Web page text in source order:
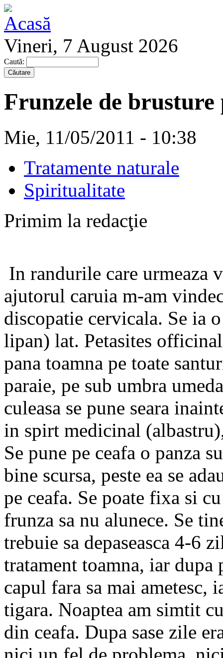
Vineri, 7 August 2026
Caută:
Frunzele de brusture
Mie, 11/05/2011 - 10:38
Tratamente naturale
Spiritualitate
Primim la redacţie
In randurile care urmeaza
ajutorul caruia m-am
discopatie cervicala. Se ia
lipan) lat. Petasites
pana toamna pe toate
paraie, pe sub umbra
culeasa se pune seara
in spirt medicinal
Se pune pe ceafa o panza
bine scursa, peste ea se
pe ceafa. Se poate fixa si
frunza sa nu alunece. Se
trebuie sa depaseasca 4-6
tratament toamna, iar
capul fara sa mai ametesc,
tigara. Noaptea am simtit
din ceafa. Dupa sase zile